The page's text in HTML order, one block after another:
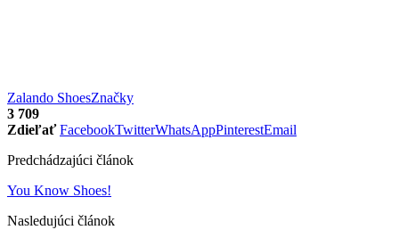
Zalando ShoesZnačky
3 709
Zdieľať FacebookTwitterWhatsAppPinterestEmail
Predchádzajúci článok
You Know Shoes!
Nasledujúci článok